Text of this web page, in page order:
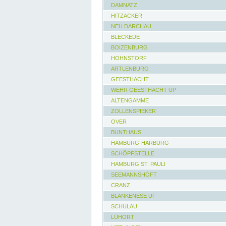
DAMNATZ
HITZACKER
NEU DARCHAU
BLECKEDE
BOIZENBURG
HOHNSTORF
ARTLENBURG
GEESTHACHT
WEHR GEESTHACHT UP
ALTENGAMME
ZOLLENSPIEKER
OVER
BUNTHAUS
HAMBURG-HARBURG
SCHÖPFSTELLE
HAMBURG ST. PAULI
SEEMANNSHÖFT
CRANZ
BLANKENESE UF
SCHULAU
LÜHORT